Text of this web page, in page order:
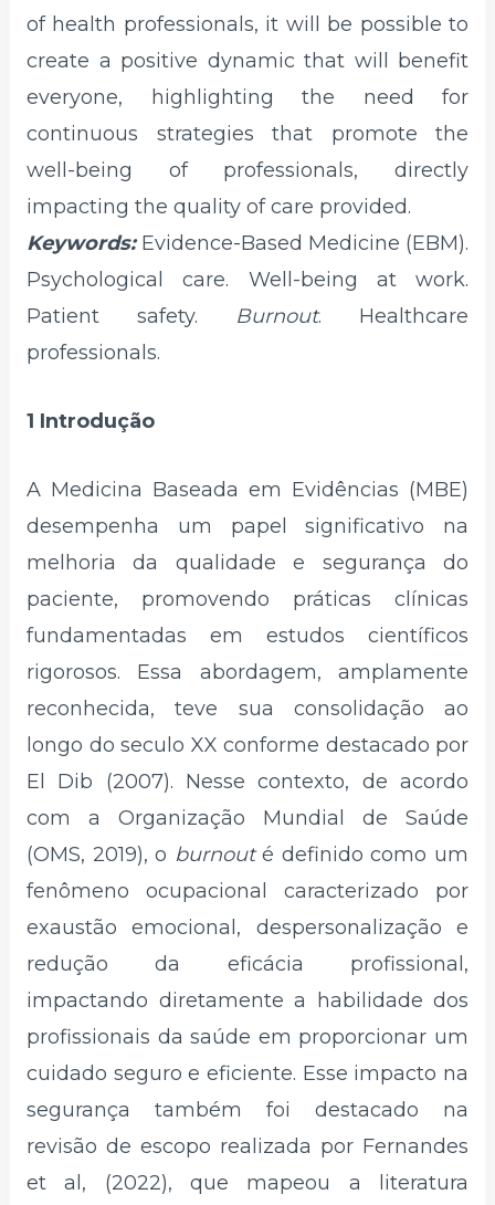
of health professionals, it will be possible to
create a positive dynamic that will benefit
everyone, highlighting the need for
continuous strategies that promote the
well-being of professionals, directly
impacting the quality of care provided.
Keywords: Evidence-Based Medicine (EBM).
Psychological care. Well-being at work.
Patient safety. Burnout. Healthcare
professionals.
1 Introdução
A Medicina Baseada em Evidências (MBE)
desempenha um papel significativo na
melhoria da qualidade e segurança do
paciente, promovendo práticas clínicas
fundamentadas em estudos científicos
rigorosos. Essa abordagem, amplamente
reconhecida, teve sua consolidação ao
longo do seculo XX conforme destacado por
El Dib (2007). Nesse contexto, de acordo
com a Organização Mundial de Saúde
(OMS, 2019), o burnouté definido como um
fenômeno ocupacional caracterizado por
exaustão emocional, despersonalização e
redução da eficácia profissional,
impactando diretamente a habilidade dos
profissionais da saúde em proporcionar um
cuidado seguro e eficiente. Esse impacto na
segurança também foi destacado na
revisão de escopo realizada por Fernandes
et al, (2022), que mapeou a literatura